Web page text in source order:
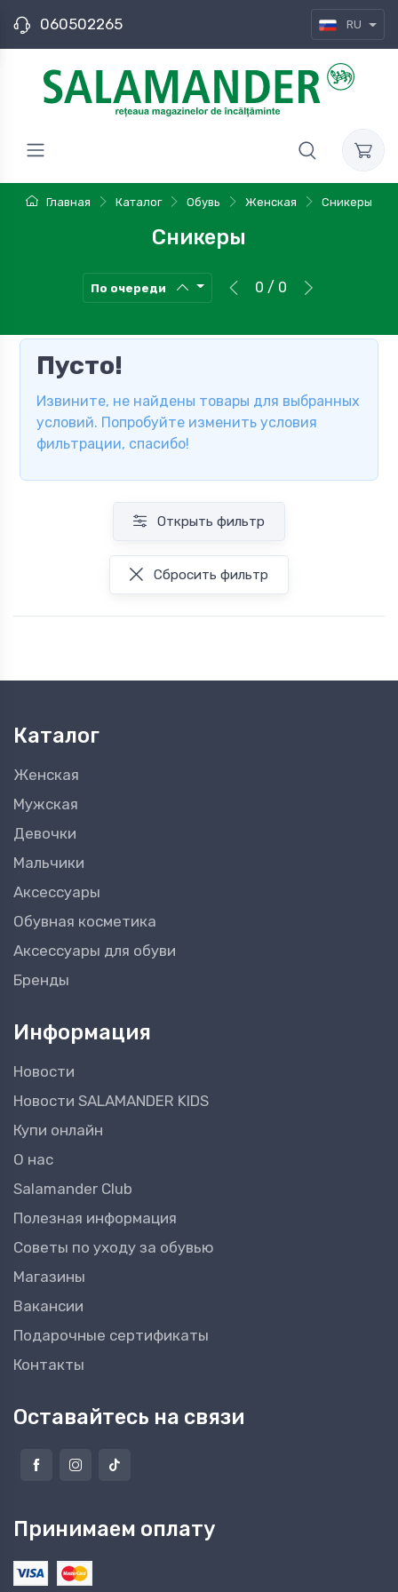
060502265 RU
Главная Каталог Обувь Женская Сникеры
Сникеры
По очереди 0 / 0
Пусто!
Извините, не найдены товары для выбранных
условий. Попробуйте изменить условия
фильтрации, спасибо!
Открыть фильтр
Сбросить фильтр
Каталог
Женская
Мужская
Девочки
Мальчики
Аксессуары
Обувная косметика
Аксессуары для обуви
Бренды
Информация
Новости
Новости SALAMANDER KIDS
Купи онлайн
О нас
Salamander Club
Полезная информация
Советы по уходу за обувью
Магазины
Вакансии
Подарочные сертификаты
Контакты
Оставайтесь на связи
Принимаем оплату